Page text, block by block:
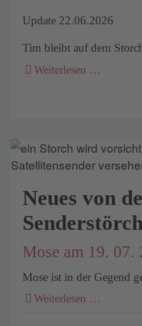
Update 22.06.2026
Tim bleibt auf dem
Weiterlesen …
Neues von
Mose am 19. 07.
Mose ist in der Gegend
Weiterlesen …